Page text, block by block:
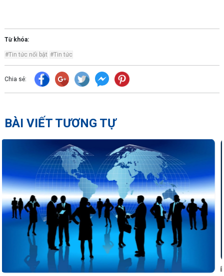
Từ khóa:
#Tin tức nổi bật #Tin tức
Chia sẻ:
BÀI VIẾT TƯƠNG TỰ